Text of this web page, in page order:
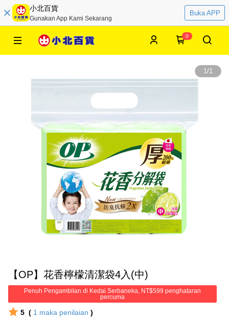
小北百貨
Gunakan App Kami Sekarang
Buka APP
0
1/1
【OP】花香檸檬清潔袋4入(中)
Penuh Pengambilan di Kedai Serbaneka, NT$599 penghataran
percuma
5 ( 1 maka penilaian )